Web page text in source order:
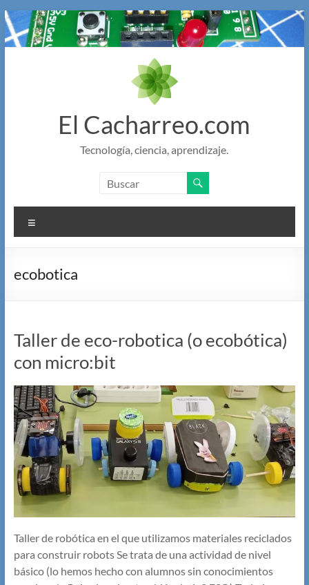
Saltar
al
contenido
El Cacharreo.com
Tecnología, ciencia, aprendizaje.
ecobotica
Taller de eco-robotica (o ecobótica)
con micro:bit
Taller de robótica en el que utilizamos materiales reciclados
para construir robots Se trata de una actividad de nivel
básico (lo hemos hecho con alumnos sin conocimientos